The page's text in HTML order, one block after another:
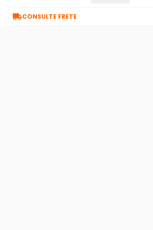
CONSULTE FRETE